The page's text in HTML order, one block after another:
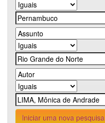
Iniciar uma nova pesquisa